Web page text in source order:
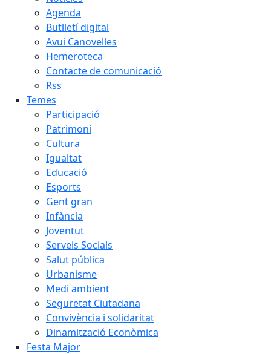
Agenda
Butlletí digital
Avui Canovelles
Hemeroteca
Contacte de comunicació
Rss
Temes
Participació
Patrimoni
Cultura
Igualtat
Educació
Esports
Gent gran
Infància
Joventut
Serveis Socials
Salut pública
Urbanisme
Medi ambient
Seguretat Ciutadana
Convivència i solidaritat
Dinamització Econòmica
Festa Major